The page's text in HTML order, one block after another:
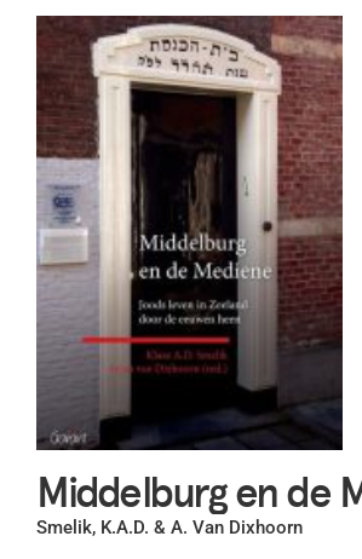
Middelburg en de
Smelik, K.A.D. & A. Van Dixhoorn